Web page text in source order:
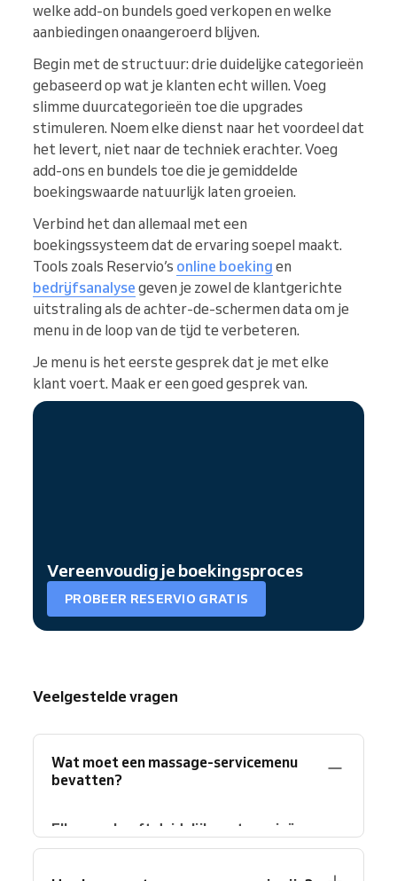
welke add-on bundels goed verkopen en welke
aanbiedingen onaangeroerd blijven.
Begin met de structuur: drie duidelijke categorieën
gebaseerd op wat je klanten echt willen. Voeg
slimme duurcategorieën toe die upgrades
stimuleren. Noem elke dienst naar het voordeel dat
het levert, niet naar de techniek erachter. Voeg
add-ons en bundels toe die je gemiddelde
boekingswaarde natuurlijk laten groeien.
Verbind het dan allemaal met een
boekingssysteem dat de ervaring soepel maakt.
Tools zoals Reservio’s online boeking en
bedrijfsanalyse geven je zowel de klantgerichte
uitstraling als de achter-de-schermen data om je
menu in de loop van de tijd te verbeteren.
Je menu is het eerste gesprek dat je met elke
klant voert. Maak er een goed gesprek van.
Vereenvoudig je boekingsproces
PROBEER RESERVIO GRATIS
Veelgestelde vragen
Wat moet een massage-servicemenu
bevatten?
Elk menu heeft duidelijke categorieën,
dienstomschrijvingen, duur en prijzen nodig.